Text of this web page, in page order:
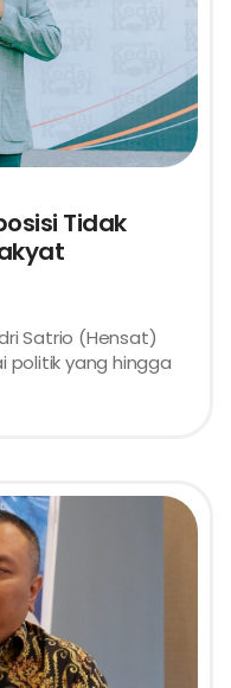
Tidak
Satrio (Hensat)
politik yang hingga